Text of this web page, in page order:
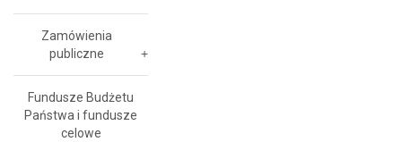
Zamówienia
publiczne
Fundusze Budżetu
Państwa i fundusze
celowe